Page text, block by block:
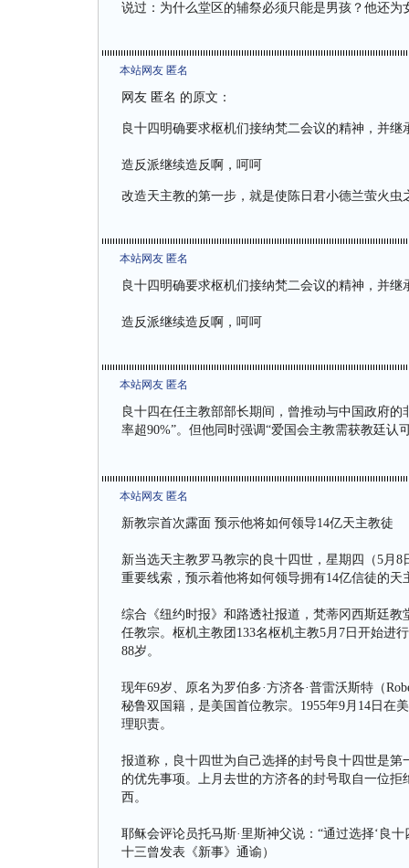
说过：为什么堂区的辅祭必须只能是男孩？他还为
本站网友 匿名
网友 匿名 的原文：
良十四明确要求枢机们接纳梵二会议的精神，并继
造反派继续造反啊，呵呵
改造天主教的第一步，就是使陈日君小德兰萤火虫
本站网友 匿名
良十四明确要求枢机们接纳梵二会议的精神，并继
造反派继续造反啊，呵呵
本站网友 匿名
良十四在任主教部部长期间，曾推动与中国政府
率超90%”。但他同时强调“爱国会主教需获教廷认
本站网友 匿名
新教宗首次露面 预示他将如何领导14亿天主教徒
新当选天主教罗马教宗的良十四世，星期四（5月
重要线索，预示着他将如何领导拥有14亿信徒的天
综合《纽约时报》和路透社报道，梵蒂冈西斯廷
任教宗。枢机主教团133名枢机主教5月7日开始进
88岁。
现年69岁、原名为罗伯多·方济各·普雷沃斯特（
秘鲁双国籍，是美国首位教宗。1955年9月14日在
理职责。
报道称，良十四世为自己选择的封号良十四世是
的优先事项。上月去世的方济各的封号取自一位
西。
耶稣会评论员托马斯·里斯神父说：“通过选择‘良
十三曾发表《新事》通谕）